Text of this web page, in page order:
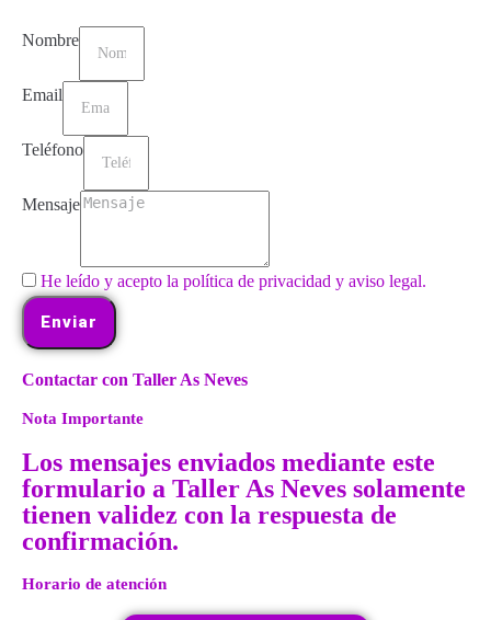
Nombre
Email
Teléfono
Mensaje
He leído y acepto la política de privacidad y aviso legal.
Enviar
Contactar con Taller As Neves
Nota Importante
Los mensajes enviados mediante este
formulario a Taller As Neves solamente
tienen validez con la respuesta de
confirmación.
Horario de atención